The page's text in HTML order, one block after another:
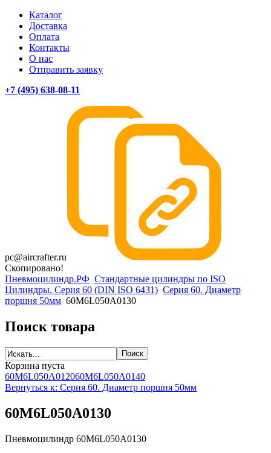
Каталог
Доставка
Оплата
Контакты
О нас
Отправить заявку
+7 (495) 638-08-11
pc@aircrafter.ru
Скопировано!
Пневмоцилиндр.РФ Стандартные цилиндры по ISO
Цилиндры. Серия 60 (DIN ISO 6431) Серия 60. Диаметр
поршня 50мм 60M6L050A0130
Поиск товара
Корзина пуста
60M6L050A012060M6L050A0140
Вернуться к: Серия 60. Диаметр поршня 50мм
60M6L050A0130
Пневмоцилиндр 60M6L050A0130